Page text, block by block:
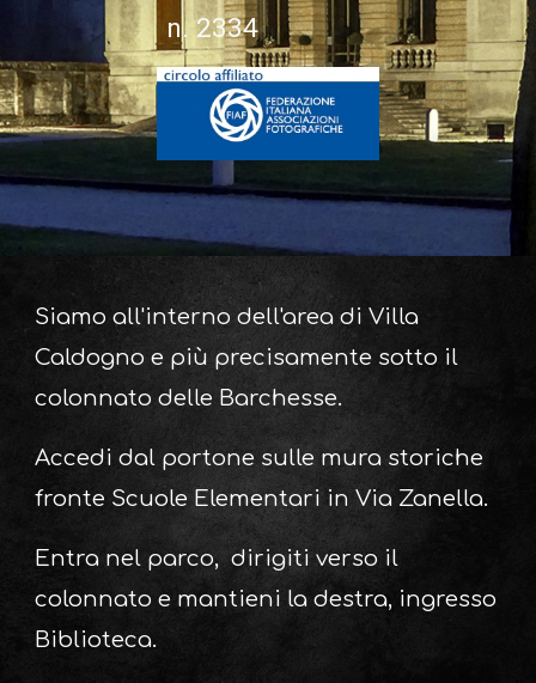
n. 2334
Siamo all'interno dell'area di Villa
Caldogno e più precisamente sotto il
colonnato delle Barchesse.
Accedi dal portone sulle mura storiche
fronte Scuole Elementari in Via Zanella.
Entra nel parco, dirigiti verso il
colonnato e mantieni la destra, ingresso
Biblioteca.